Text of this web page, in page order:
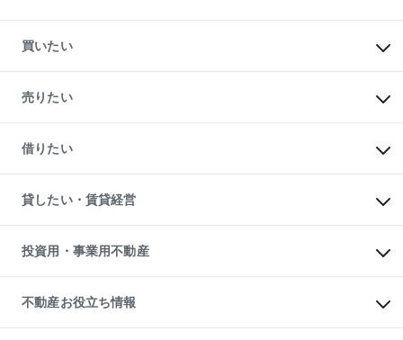
買いたい
新築・分譲マンションの購入
中古マンションの購入
一戸建ての購入
中古一戸建ての購入
不動産購入の流れ
注目キーワード物件特集
購入ガイド
English 繁体中文簡体中文
売りたい
一戸建ての売却・査定
土地の売却・査定
スピードAI査定
不動産査定について
不動産売却の流れ
不動産買換えの流れ
売却ガイド
借りたい
オフィス・店舗の賃貸
借りるときの流れ
借りるガイド
貸したい・賃貸経営
マンション賃料データ
賃貸管理プラン
リロケーションについて
貸すガイド
投資用・事業用不動産
事業用不動産
マンション投資
投資用マンション
不動産お役立ち情報